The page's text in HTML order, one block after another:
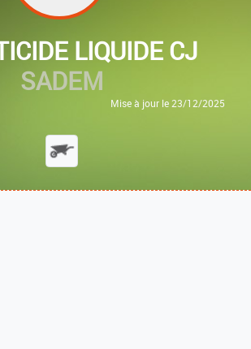
LIQUIDE CJ
SADEM
Mise à jour le 23/12/2025